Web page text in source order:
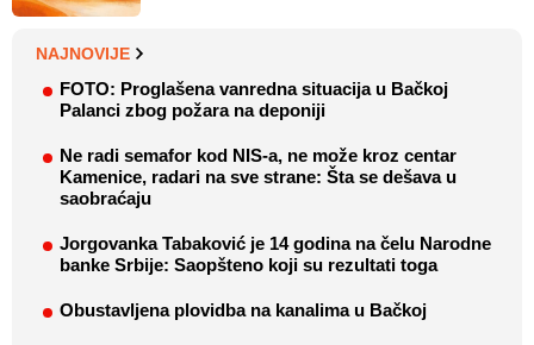
NAJNOVIJE
FOTO: Proglašena vanredna situacija u Bačkoj
Palanci zbog požara na deponiji
Ne radi semafor kod NIS-a, ne može kroz centar
Kamenice, radari na sve strane: Šta se dešava u
saobraćaju
Jorgovanka Tabaković je 14 godina na čelu Narodne
banke Srbije: Saopšteno koji su rezultati toga
Obustavljena plovidba na kanalima u Bačkoj